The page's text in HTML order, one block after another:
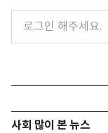
사회 많이 본 뉴스